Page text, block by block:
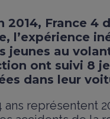
2014, France 4
l’expérience
jeunes au
ont suivi 8
dans leur
ans représentent